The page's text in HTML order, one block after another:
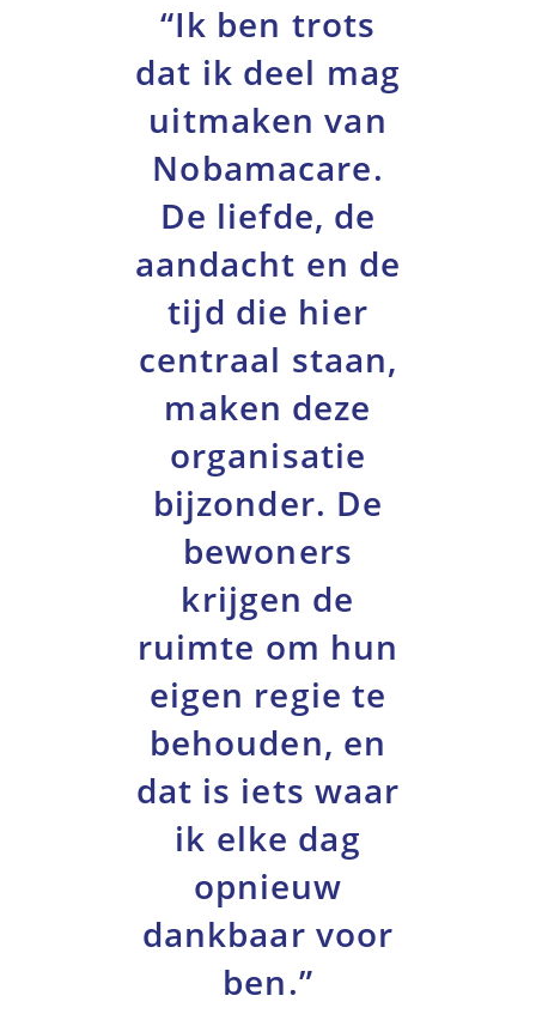
“Ik ben trots
dat ik deel mag
uitmaken van
Nobamacare.
De liefde, de
aandacht en de
tijd die hier
centraal staan,
maken deze
organisatie
bijzonder. De
bewoners
krijgen de
ruimte om hun
eigen regie te
behouden, en
dat is iets waar
ik elke dag
opnieuw
dankbaar voor
ben.”